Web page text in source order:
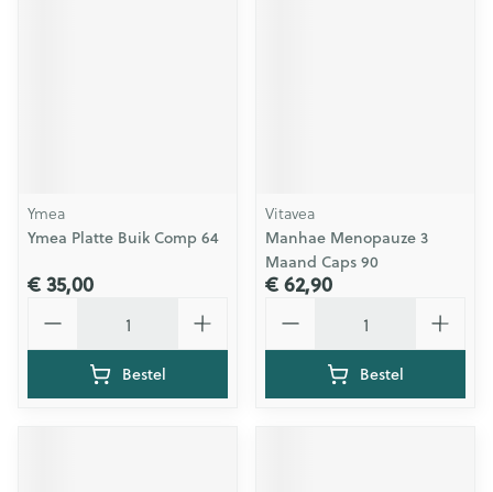
Ymea
Ymea Platte Buik Comp 64
€ 35,00
Bestel
Vitavea
Manhae Menopauze 3
Maand Caps 90
€ 62,90
Bestel